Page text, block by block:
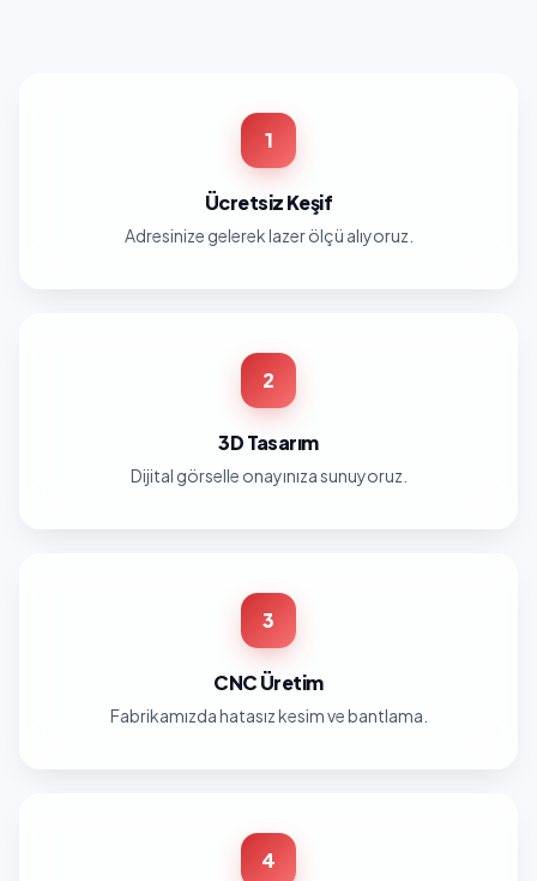
1
Ücretsiz Keşif
Adresinize gelerek lazer ölçü alıyoruz.
2
3D Tasarım
Dijital görselle onayınıza sunuyoruz.
3
CNC Üretim
Fabrikamızda hatasız kesim ve bantlama.
4